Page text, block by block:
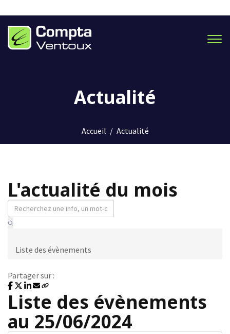
Actualité
Accueil / Actualité
L'actualité du mois
Liste des évènements
Partager sur :
Liste des évènements
au 25/06/2024